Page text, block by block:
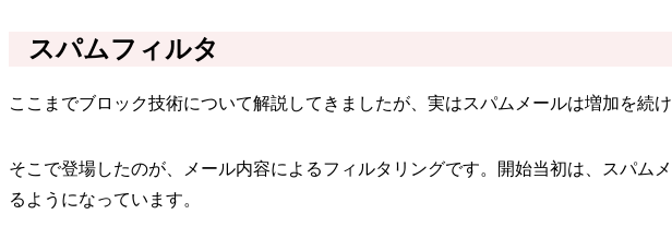
スパムフィルタ
ここまでブロック技術について解説してきましたが、実はスパムメールは増加を続
そこで登場したのが、メール内容によるフィルタリングです。開始当初は、スパ
るようになっています。